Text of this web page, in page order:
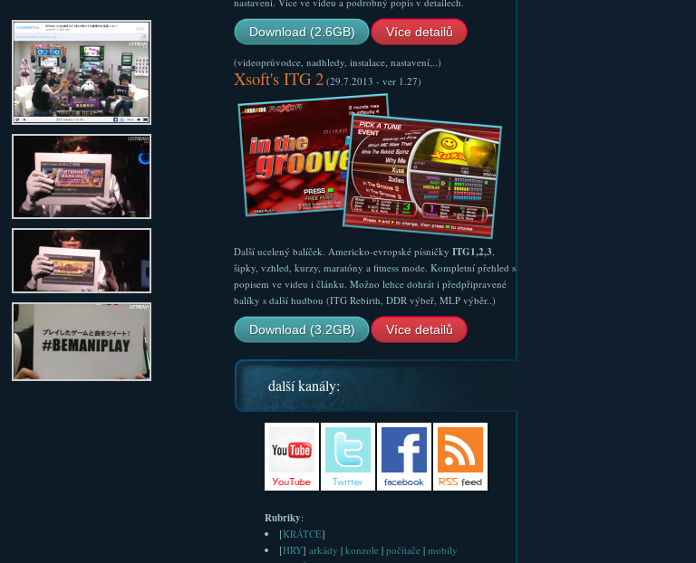
Download (2.6GB) Více detailů
(videoprůvodce, nadhledy, instalace, nastavení,..)
Xsoft's ITG 2(29.7.2013 - ver 1.27)
Další ucelený balíček. Americko-evropské písničky ITG1,2,3,
šipky, vzhled, kurzy, maratóny a fitness mode. Kompletní přehled s
popisem ve videu i článku. Možno lehce dohrát i předpřipravené
balíky s další hudbou (ITG Rebirth, DDR výbeř, MLP výběr..)
Download (3.2GB) Více detailů
další kanály:
Rubriky:
[KRÁTCE]
[HRY] arkády | konzole| počítače| mobily